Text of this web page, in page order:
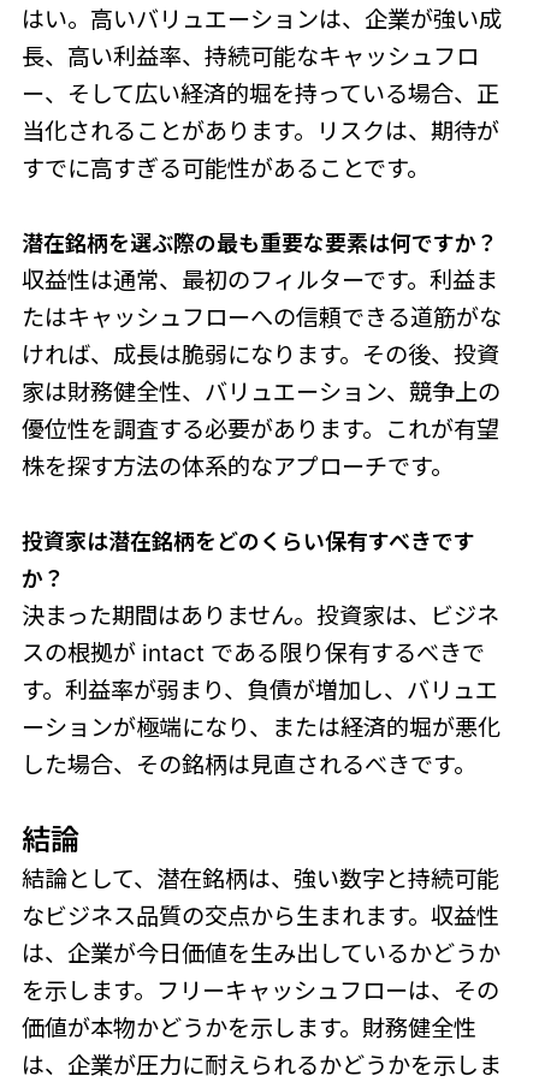
はい。高いバリュエーションは、企業が強い成
長、高い利益率、持続可能なキャッシュフロ
ー、そして広い経済的堀を持っている場合、正
当化されることがあります。リスクは、期待が
すでに高すぎる可能性があることです。
潜在銘柄を選ぶ際の最も重要な要素は何ですか？
収益性は通常、最初のフィルターです。利益ま
たはキャッシュフローへの信頼できる道筋がな
ければ、成長は脆弱になります。その後、投資
家は財務健全性、バリュエーション、競争上の
優位性を調査する必要があります。これが有望
株を探す方法の体系的なアプローチです。
投資家は潜在銘柄をどのく らい保有すべきです
か？
決まった期間はありません。投資家は、ビジネ
スの根拠が intact である限り保有するべきで
す。利益率が弱まり、負債が増加し、バリュエ
ーションが極端になり、または経済的堀が悪化
した場合、その銘柄は見直されるべきです。
結論
結論として、潜在銘柄は、強い数字と持続可能
なビジネス品質の交点から生まれます。収益性
は、企業が今日価値を生み出しているかどうか
を示します。フリーキャッシュフローは、その
価値が本物かどうかを示します。財務健全性
は、企業が圧力に耐えられるかどうかを示しま